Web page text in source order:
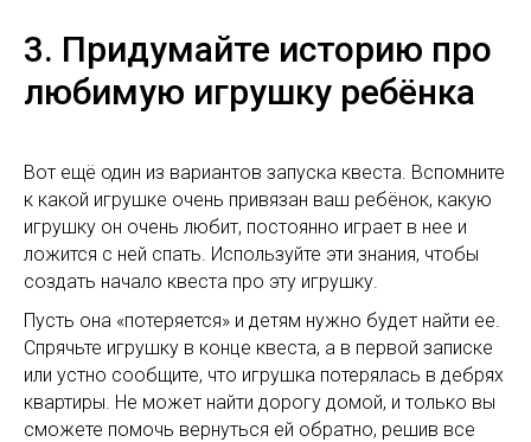
3. Придумайте историю про
любимую игрушку ребёнка
Вот ещё один из вариантов запуска квеста. Вспомните
к какой игрушке очень привязан ваш ребёнок, какую
игрушку он очень любит, постоянно играет в нее и
ложится с ней спать. Используйте эти знания, чтобы
создать начало квеста про эту игрушку.
Пусть она «потеряется» и детям нужно будет найти ее.
Спрячьте игрушку в конце квеста, а в первой записке
или устно сообщите, что игрушка потерялась в дебрях
квартиры. Не может найти дорогу домой, и только вы
сможете помочь вернуться ей обратно, решив все